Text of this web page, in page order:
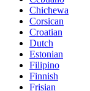
Chichewa
Corsican
Croatian
Dutch
Estonian
Filipino
Finnish
Frisian